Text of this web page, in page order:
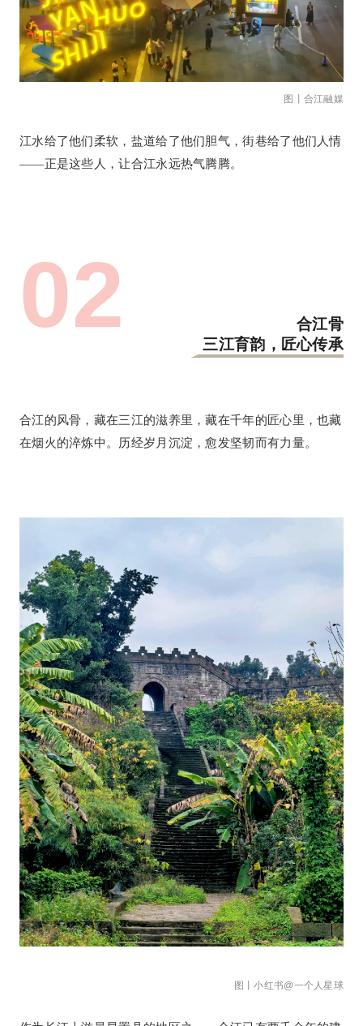
图丨合江融媒
江水给了他们柔软，盐道给了他们胆气，街巷给了他们人情
——正是这些人，让合江永远热气腾腾。
02
合江骨
三江育韵，匠心传承
合江的风骨，藏在三江的滋养里，藏在千年的匠心里，也藏
在烟火的淬炼中。历经岁月沉淀，愈发坚韧而有力量。
图丨小红书@一个人星球